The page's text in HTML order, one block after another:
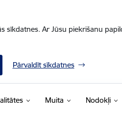
sīkdatnes. Ar Jūsu piekrišanu
Pārvaldīt sīkdatnes
Muita Nodokļi